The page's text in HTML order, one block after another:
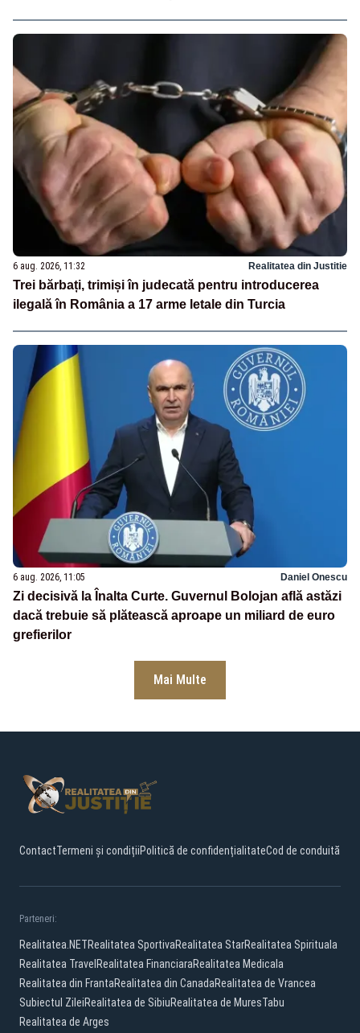
6 aug. 2026, 11:32 Realitatea din Justitie
Trei bărbați, trimiși în judecată pentru introducerea
ilegală în România a 17 arme letale din Turcia
6 aug. 2026, 11:05 Daniel Onescu
Zi decisivă la Înalta Curte. Guvernul Bolojan află astăzi
dacă trebuie să plătească aproape un miliard de euro
grefierilor
Mai Multe
ContactTermeni și condițiiPolitică de confidențialitateCod de conduită
Parteneri:
Realitatea.NETRealitatea SportivaRealitatea StarRealitatea Spirituala
Realitatea Travel Realitatea FinanciaraRealitatea Medicala
Realitatea din FrantaRealitatea din CanadaRealitatea de Vrancea
Subiectul ZileiRealitatea de SibiuRealitatea de MuresTabu
Realitatea de Arges